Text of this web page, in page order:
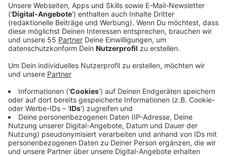
Ein Promi, keine Fragen und fünf
Gegenstände
Anzeige
Wenn ein Popstar, Comedian, Schauspieler oder
Politiker bei uns zu Besuch ist, stellt er sich auch dem
besonderen Video-Interview „Fünf für". Dabei wird
keine einzige Frage gestellt, sondern dem Gast
einfach fünf Dinge in die Hand gedrückt, zu denen er
das erzählt, was ihm als Erstes einfällt. Keine